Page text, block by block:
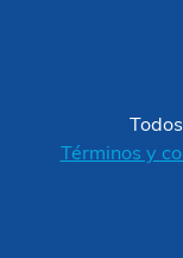
Términos y